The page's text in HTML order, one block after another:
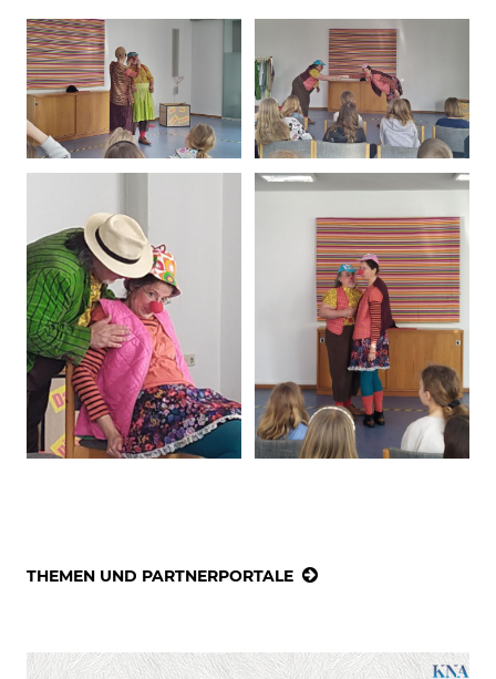
THEMEN UND PARTNERPORTALE